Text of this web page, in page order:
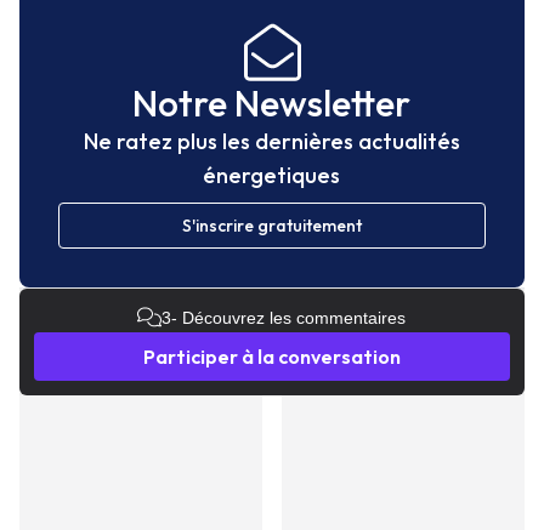
Notre Newsletter
Ne ratez plus les dernières actualités
énergetiques
S'inscrire gratuitement
3- Découvrez les commentaires
Participer à la conversation